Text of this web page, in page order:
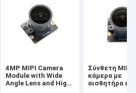
4MP MIPI Camera
Module with Wide
Angle Lens and High
Σύνθετη MIPI
κάμερα με
αισθητήρα